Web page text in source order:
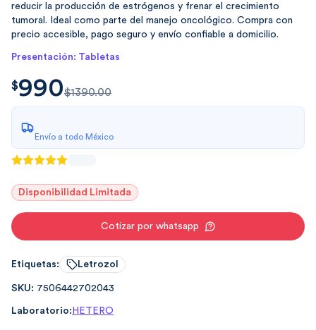
reducir la producción de estrógenos y frenar el crecimiento
tumoral. Ideal como parte del manejo oncológico. Compra con
precio accesible, pago seguro y envío confiable a domicilio.
Presentación: Tabletas
$990.00
$990$1390.00
Envío a todo México
Disponibilidad Limitada
Cotizar por whatsapp
Etiquetas: Letrozol
SKU: 7506442702043
Laboratorio: HETERO